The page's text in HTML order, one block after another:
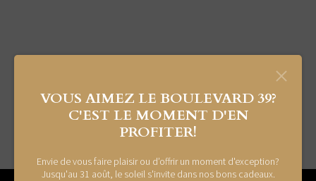
VOUS AIMEZ LE BOULEVARD 39?
C'EST LE MOMENT D'EN
PROFITER!
Envie de vous faire plaisir ou d’offrir un moment d'exception?
Jusqu'au 31 août, le soleil s'invite dans nos bons cadeaux.
Terrine de foie gras "L'Original" 150g